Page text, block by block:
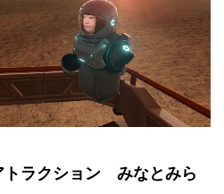
トラクション みなとみら